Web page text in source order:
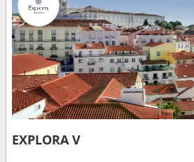
EXPLORA V